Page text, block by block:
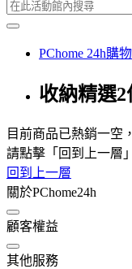
PChome 24h購物
收納精選2
目前商品已熱銷一空，
請點擊「回到上一層
回到上一層
關於PChome24h
顧客權益
其他服務